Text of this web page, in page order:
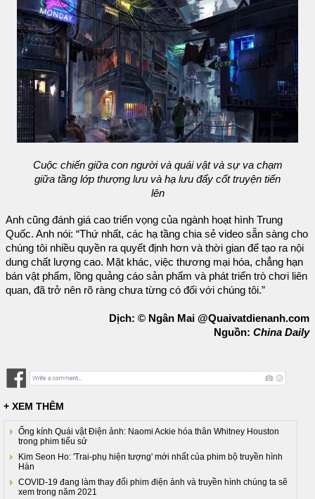
Cuộc chiến giữa con người và quái vật và sự va chạm
giữa tầng lớp thượng lưu và hạ lưu đẩy cốt truyện tiến
lên
Anh cũng đánh giá cao triển vọng của ngành hoạt hình Trung
Quốc. Anh nói: “Thứ nhất, các hạ tầng chia sẻ video sẵn sàng cho
chúng tôi nhiều quyền ra quyết định hơn và thời gian để tạo ra nội
dung chất lượng cao. Mặt khác, việc thương mại hóa, chẳng hạn
bán vật phẩm, lồng quảng cáo sản phẩm và phát triển trò chơi liên
quan, đã trở nên rõ ràng chưa từng có đối với chúng tôi.”
Dịch: © Ngân Mai @Quaivatdienanh.com
Nguồn: China Daily
+ XEM THÊM
Ống kính Quái vật Điện ảnh: Naomi Ackie hóa thân Whitney Houston
trong phim tiểu sử
Kim Seon Ho: 'Trai-phụ hiện tượng' mới nhất của phim bộ truyền hình
Hàn
COVID-19 đang làm thay đổi phim điện ảnh và truyền hình chúng ta sẽ
xem trong năm 2021